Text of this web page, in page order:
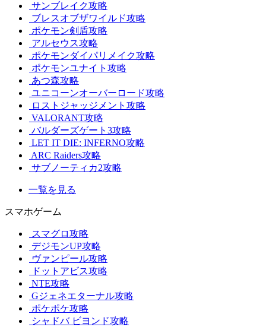
サンブレイク攻略
ブレスオブザワイルド攻略
ポケモン剣盾攻略
アルセウス攻略
ポケモンダイパリメイク攻略
ポケモンユナイト攻略
あつ森攻略
ユニコーンオーバーロード攻略
ロストジャッジメント攻略
VALORANT攻略
バルダーズゲート3攻略
LET IT DIE: INFERNO攻略
ARC Raiders攻略
サブノーティカ2攻略
一覧を見る
スマホゲーム
スマグロ攻略
デジモンUP攻略
ヴァンピール攻略
ドットアビス攻略
NTE攻略
Gジェネエターナル攻略
ポケポケ攻略
シャドバ ビヨンド攻略